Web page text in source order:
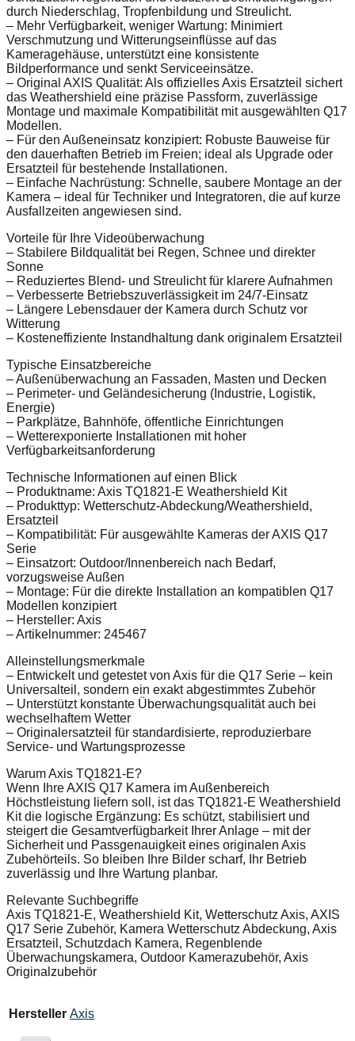
durch Niederschlag, Tropfenbildung und Streulicht.
– Mehr Verfügbarkeit, weniger Wartung: Minimiert
Verschmutzung und Witterungseinflüsse auf das
Kameragehäuse, unterstützt eine konsistente
Bildperformance und senkt Serviceeinsätze.
– Original AXIS Qualität: Als offizielles Axis Ersatzteil sichert
das Weathershield eine präzise Passform, zuverlässige
Montage und maximale Kompatibilität mit ausgewählten Q17
Modellen.
– Für den Außeneinsatz konzipiert: Robuste Bauweise für
den dauerhaften Betrieb im Freien; ideal als Upgrade oder
Ersatzteil für bestehende Installationen.
– Einfache Nachrüstung: Schnelle, saubere Montage an der
Kamera – ideal für Techniker und Integratoren, die auf kurze
Ausfallzeiten angewiesen sind.
Vorteile für Ihre Videoüberwachung
– Stabilere Bildqualität bei Regen, Schnee und direkter
Sonne
– Reduziertes Blend- und Streulicht für klarere Aufnahmen
– Verbesserte Betriebszuverlässigkeit im 24/7-Einsatz
– Längere Lebensdauer der Kamera durch Schutz vor
Witterung
– Kosteneffiziente Instandhaltung dank originalem Ersatzteil
Typische Einsatzbereiche
– Außenüberwachung an Fassaden, Masten und Decken
– Perimeter- und Geländesicherung (Industrie, Logistik,
Energie)
– Parkplätze, Bahnhöfe, öffentliche Einrichtungen
– Wetterexponierte Installationen mit hoher
Verfügbarkeitsanforderung
Technische Informationen auf einen Blick
– Produktname: Axis TQ1821-E Weathershield Kit
– Produkttyp: Wetterschutz-Abdeckung/Weathershield,
Ersatzteil
– Kompatibilität: Für ausgewählte Kameras der AXIS Q17
Serie
– Einsatzort: Outdoor/Innenbereich nach Bedarf,
vorzugsweise Außen
– Montage: Für die direkte Installation an kompatiblen Q17
Modellen konzipiert
– Hersteller: Axis
– Artikelnummer: 245467
Alleinstellungsmerkmale
– Entwickelt und getestet von Axis für die Q17 Serie – kein
Universalteil, sondern ein exakt abgestimmtes Zubehör
– Unterstützt konstante Überwachungsqualität auch bei
wechselhaftem Wetter
– Originalersatzteil für standardisierte, reproduzierbare
Service- und Wartungsprozesse
Warum Axis TQ1821-E?
Wenn Ihre AXIS Q17 Kamera im Außenbereich
Höchstleistung liefern soll, ist das TQ1821-E Weathershield
Kit die logische Ergänzung: Es schützt, stabilisiert und
steigert die Gesamtverfügbarkeit Ihrer Anlage – mit der
Sicherheit und Passgenauigkeit eines originalen Axis
Zubehörteils. So bleiben Ihre Bilder scharf, Ihr Betrieb
zuverlässig und Ihre Wartung planbar.
Relevante Suchbegriffe
Axis TQ1821-E, Weathershield Kit, Wetterschutz Axis, AXIS
Q17 Serie Zubehör, Kamera Wetterschutz Abdeckung, Axis
Ersatzteil, Schutzdach Kamera, Regenblende
Überwachungskamera, Outdoor Kamerazubehör, Axis
Originalzubehör
Hersteller Axis